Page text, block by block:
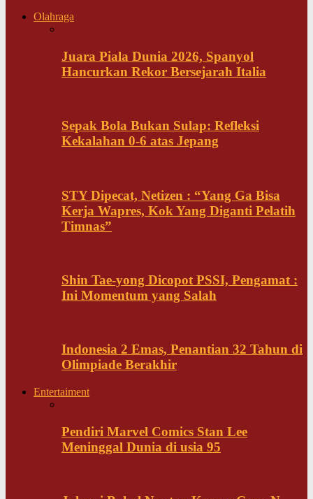
Olahraga
Juara Piala Dunia 2026, Spanyol
Hancurkan Rekor Bersejarah Italia
Sepak Bola Bukan Sulap: Refleksi
Kekalahan 0-6 atas Jepang
STY Dipecat, Netizen : “Yang Ga Bisa
Kerja Wapres, Kok Yang Diganti Pelatih
Timnas”
Shin Tae-yong Dicopot PSSI, Pengamat :
Ini Momentum yang Salah
Indonesia 2 Emas, Penantian 32 Tahun di
Olimpiade Berakhir
Entertaiment
Pendiri Marvel Comics Stan Lee
Meninggal Dunia di usia 95